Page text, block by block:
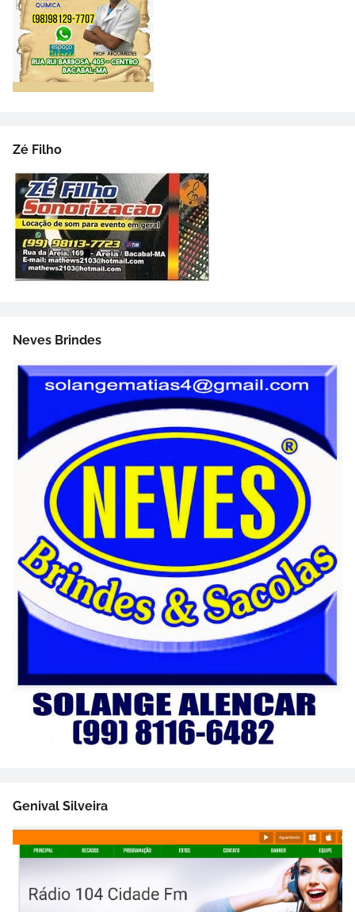
Zé Filho
Neves Brindes
Genival Silveira